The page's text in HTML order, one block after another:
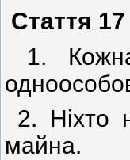
Стаття 17
1.
2. Ніхто
майна.